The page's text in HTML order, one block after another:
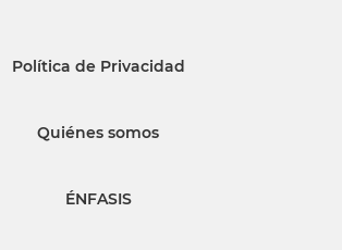
Política de Privacidad
Quiénes somos
ÉNFASIS